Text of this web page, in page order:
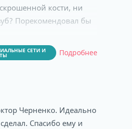
кости, ни
Порекомендовал бы
СЕТИ И Подробнее
Черненко. Идеально
Спасибо ему и